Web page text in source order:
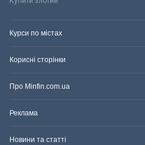
Курси по містах
Корисні сторінки
Про Minfin.com.ua
Реклама
Новини та статті